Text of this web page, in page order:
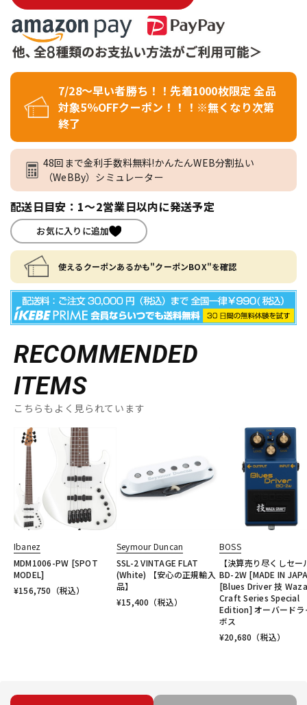
7/28～早い者勝ち！！先着1000枚限定 全品
対象5％OFFクーポン！！！※無くなり次第
終了
48回まで金利手数料無料!かんたんWEB分割払い
（WeBBy）シミュレーター
配送日目安：1～2営業日以内に発送予定
お気に入りに追加
使えるクーポンあるかも"クーポンBOX"を確認
RECOMMENDED
ITEMS
こちらもよく見られています
Ibanez
MDM1006-PW [SPOT
MODEL]
¥156,750 （税込）
Seymour Duncan
SSL-2 VINTAGE FLAT
(White) 【安心の正規輸入
品】
¥15,400 （税込）
BOSS
【決算売り尽くしセー
BD-2W [MADE IN
[Blues Driver 技 Waza
Craft Series Special
Edition] オーバードラ
ボス
¥20,680 （税込）